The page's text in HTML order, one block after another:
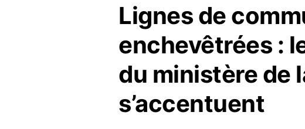
Lignes de
enchevêtrées :
du ministère de
s’accentuent